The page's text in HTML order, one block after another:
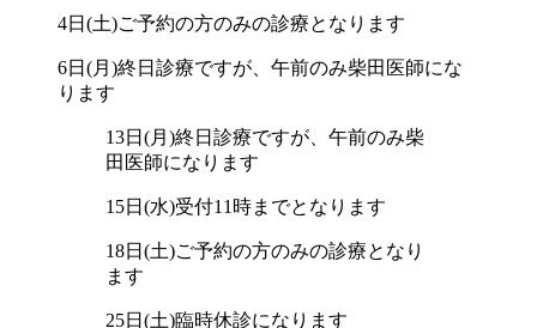
4日(土)ご予約の方のみの診療となります
6日(月)終日診療ですが、午前のみ柴田医師にな
ります
13日(月)終日診療ですが、午前のみ柴
田医師になります
15日(水)受付11時までとなります
18日(土)ご予約の方のみの診療となり
ます
25日(土)臨時休診になります